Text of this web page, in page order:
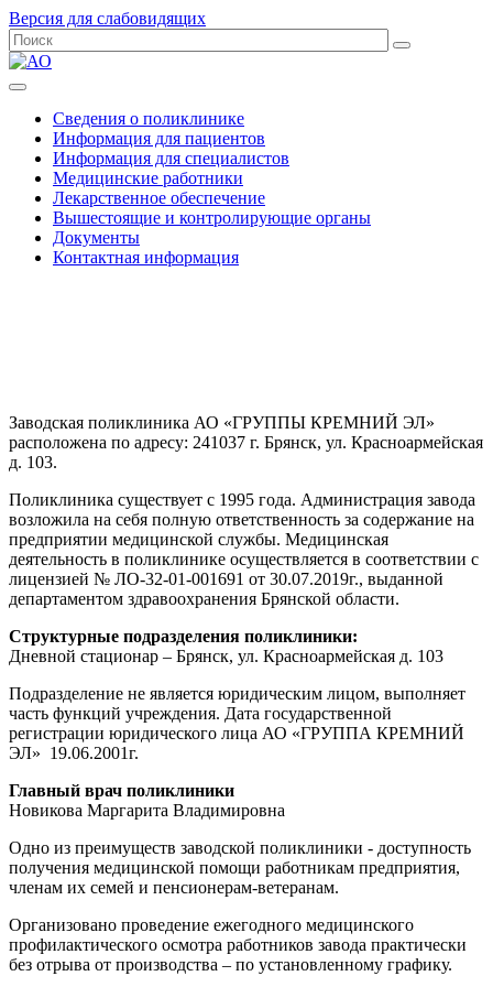
Версия для слабовидящих
Сведения о поликлинике
Информация для пациентов
Информация для специалистов
Медицинские работники
Лекарственное обеспечение
Вышестоящие и контролирующие органы
Документы
Контактная информация
Заводская поликлиника АО «ГРУППЫ КРЕМНИЙ ЭЛ»
расположена по адресу: 241037 г. Брянск, ул. Красноармейская
д. 103.
Поликлиника существует с 1995 года. Администрация завода
возложила на себя полную ответственность за содержание на
предприятии медицинской службы. Медицинская
деятельность в поликлинике осуществляется в соответствии с
лицензией № ЛО-32-01-001691 от 30.07.2019г., выданной
департаментом здравоохранения Брянской области.
Структурные подразделения поликлиники:
Дневной стационар – Брянск, ул. Красноармейская д. 103
Подразделение не является юридическим лицом, выполняет
часть функций учреждения. Дата государственной
регистрации юридического лица АО «ГРУППА КРЕМНИЙ
ЭЛ» 19.06.2001г.
Главный врач поликлиники
Новикова Маргарита Владимировна
Одно из преимуществ заводской поликлиники - доступность
получения медицинской помощи работникам предприятия,
членам их семей и пенсионерам-ветеранам.
Организовано проведение ежегодного медицинского
профилактического осмотра работников завода практически
без отрыва от производства – по установленному графику.